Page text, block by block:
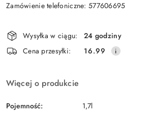
Zamówienie telefoniczne: 577606695
Wyślij
Dostępność
i
dostawa
Wysyłka w ciągu:
24 godziny
Cena przesyłki:
16.99
Więcej o produkcie
Pojemność:
1,7l